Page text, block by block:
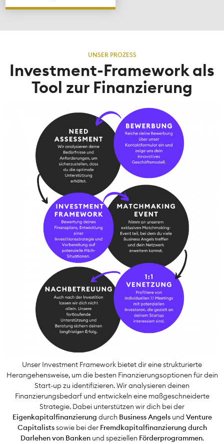
UNSER PROZESS
Investment-Framework als
Tool zur Finanzierung
Unser Investment Framework bietet dir eine strukturierte
Herangehensweise, um die besten Finanzierungsoptionen für dein
Start-up zu identifizieren. Wir analysieren deinen
Finanzierungsbedarf und entwickeln eine maßgeschneiderte
Strategie. Dabei unterstützen wir dich bei der
Eigenkapitalfinanzierung durch Business Angelsund Venture
Capitalistssowie bei der Fremdkapitalfinanzierung durch
Darlehen von Bankenund speziellen Förderprogrammen.